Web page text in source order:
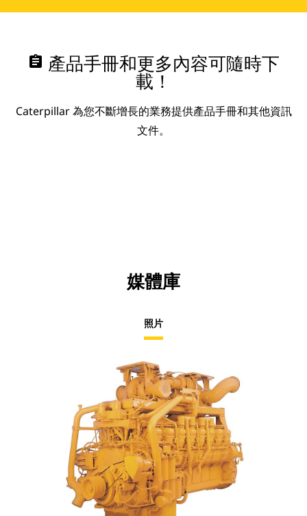
assignment 產品手冊和更多內容可隨時下
載！
Caterpillar 為您不斷增長的業務提供產品手冊和其他資訊
文件。
媒體庫
照片